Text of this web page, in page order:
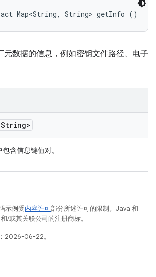
Map<String, String> getInfo ()
元数据的信息，例如密钥文件路径、电子
String>
包含信息键值对。
示例受内容许可部分所述许可的限制。Java 和
/或其关联公司的注册商标。
2026-06-22。